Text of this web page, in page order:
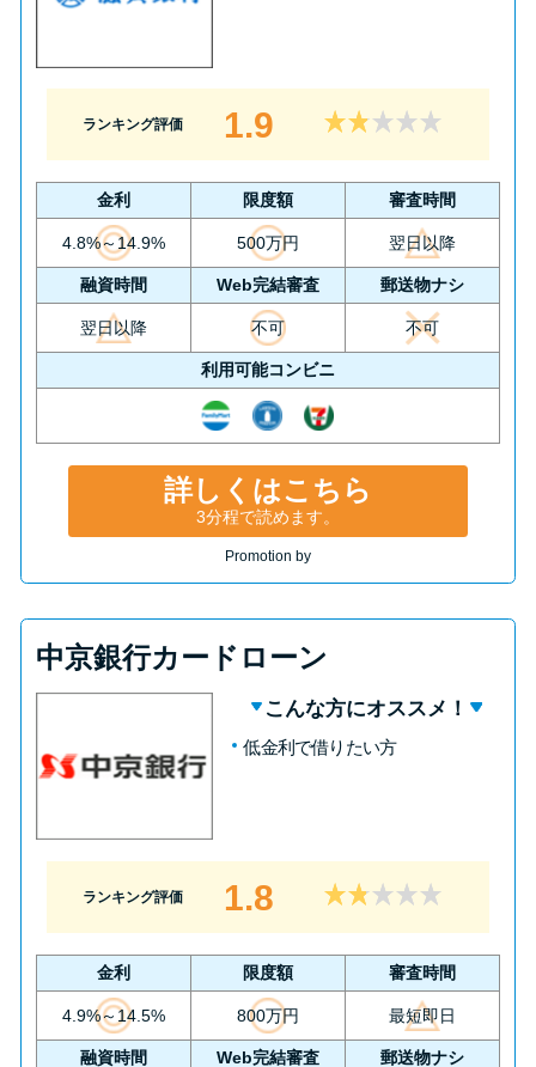
ランキング評価 1.9
金利 限度額 審査時間
4.8%～14.9% 500万円 翌日以降
融資時間 Web完結審査 郵送物ナシ
翌日以降 不可 不可
利用可能コンビニ
詳しくはこちら
3分程で読めます。
Promotion by
中京銀行カードローン
こんな方にオススメ！
低金利で借りたい方
ランキング評価 1.8
金利 限度額 審査時間
4.9%～14.5% 800万円 最短即日
融資時間 Web完結審査 郵送物ナシ